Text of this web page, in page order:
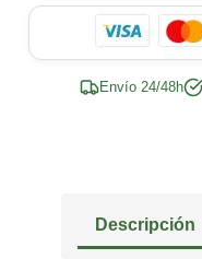
Envío 24/48h
Descripción